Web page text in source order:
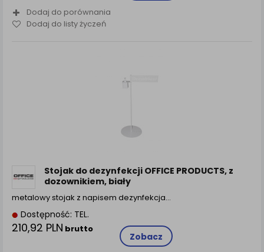
Dodaj do porównania
Dodaj do listy życzeń
Stojak do dezynfekcji OFFICE PRODUCTS, z
dozownikiem, biały
metalowy stojak z napisem dezynfekcja…
Dostępność: TEL.
210,92 PLN brutto
Zobacz